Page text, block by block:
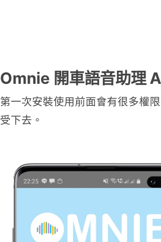
Omnie 開車語音助理
第一次安裝使用前面會有很多權
受下去。